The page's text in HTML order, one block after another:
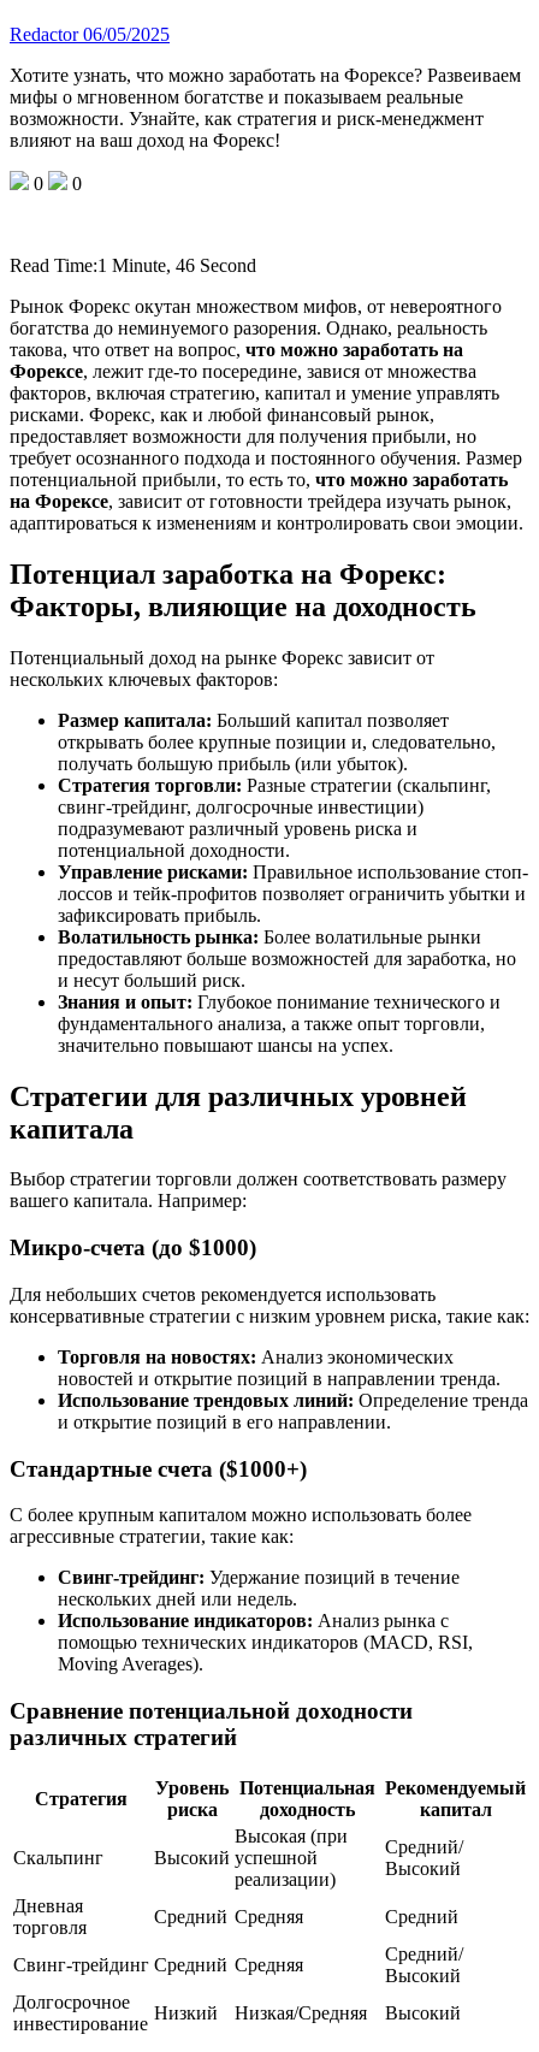
Redactor06/05/2025
Хотите узнать, что можно заработать на Форексе? Развеиваем
мифы о мгновенном богатстве и показываем реальные
возможности. Узнайте, как стратегия и риск-менеджмент
влияют на ваш доход на Форекс!
0 0
Read Time:1 Minute, 46 Second
Рынок Форекс окутан множеством мифов, от невероятного
богатства до неминуемого разорения. Однако, реальность
такова, что ответ на вопрос, что можно заработать на
Форексе, лежит где-то посередине, завися от множества
факторов, включая стратегию, капитал и умение управлять
рисками. Форекс, как и любой финансовый рынок,
предоставляет возможности для получения прибыли, но
требует осознанного подхода и постоянного обучения. Размер
потенциальной прибыли, то есть то, что можно заработать
на Форексе, зависит от готовности трейдера изучать рынок,
адаптироваться к изменениям и контролировать свои эмоции.
Потенциал заработка на Форекс:
Факторы, влияющие на доходность
Потенциальный доход на рынке Форекс зависит от
нескольких ключевых факторов:
Размер капитала: Больший капитал позволяет
открывать более крупные позиции и, следовательно,
получать большую прибыль (или убыток).
Стратегия торговли: Разные стратегии (скальпинг,
свинг-трейдинг, долгосрочные инвестиции)
подразумевают различный уровень риска и
потенциальной доходности.
Управление рисками: Правильное использование стоп-
лоссов и тейк-профитов позволяет ограничить убытки и
зафиксировать прибыль.
Волатильность рынка: Более волатильные рынки
предоставляют больше возможностей для заработка, но
и несут больший риск.
Знания и опыт: Глубокое понимание технического и
фундаментального анализа, а также опыт торговли,
значительно повышают шансы на успех.
Стратегии для различных уровней
капитала
Выбор стратегии торговли должен соответствовать размеру
вашего капитала. Например:
Микро-счета (до $1000)
Для небольших счетов рекомендуется использовать
консервативные стратегии с низким уровнем риска, такие как:
Торговля на новостях: Анализ экономических
новостей и открытие позиций в направлении тренда.
Использование трендовых линий: Определение тренда
и открытие позиций в его направлении.
Стандартные счета ($1000+)
С более крупным капиталом можно использовать более
агрессивные стратегии, такие как:
Свинг-трейдинг: Удержание позиций в течение
нескольких дней или недель.
Использование индикаторов: Анализ рынка с
помощью технических индикаторов (MACD, RSI,
Moving Averages).
Сравнение потенциальной доходности
различных стратегий
Стратегия
Уровень
риска
Потенциальная
доходность
Рекомендуемый
капитал
Скальпинг Высокий
Высокая (при
успешной
реализации)
Средний/
Высокий
Дневная
торговля
Средний Средняя Средний
Свинг-трейдинг Средний Средняя
Средний/
Высокий
Долгосрочное
инвестирование
Низкий Низкая/Средняя Высокий